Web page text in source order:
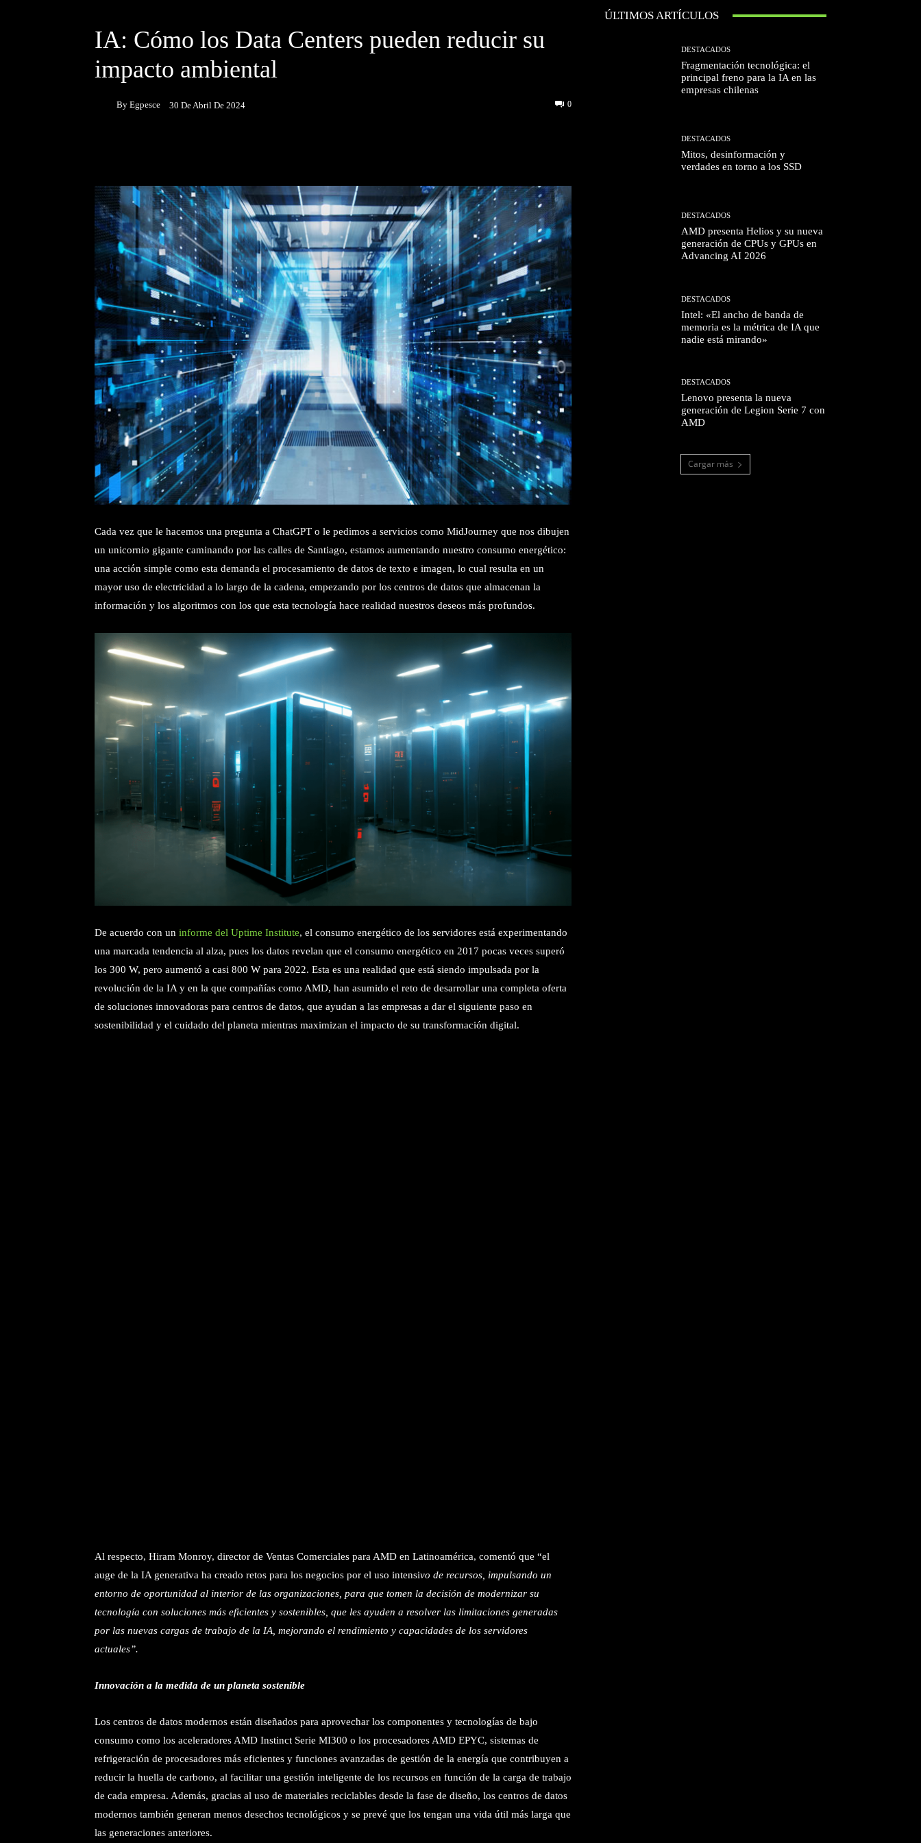
IA: Cómo los Data Centers pueden reducir su
impacto ambiental
By Egpesce 30 De Abril De 2024 0
Cada vez que le hacemos una pregunta a ChatGPT o le pedimos a servicios como MidJourney que nos dibujen
un unicornio gigante caminando por las calles de Santiago, estamos aumentando nuestro consumo energético:
una acción simple como esta demanda el procesamiento de datos de texto e imagen, lo cual resulta en un
mayor uso de electricidad a lo largo de la cadena, empezando por los centros de datos que almacenan la
información y los algoritmos con los que esta tecnología hace realidad nuestros deseos más profundos.
De acuerdo con un informe del Uptime Institute, el consumo energético de los servidores está experimentando
una marcada tendencia al alza, pues los datos revelan que el consumo energético en 2017 pocas veces superó
los 300 W, pero aumentó a casi 800 W para 2022. Esta es una realidad que está siendo impulsada por la
revolución de la IA y en la que compañías como AMD, han asumido el reto de desarrollar una completa oferta
de soluciones innovadoras para centros de datos, que ayudan a las empresas a dar el siguiente paso en
sostenibilidad y el cuidado del planeta mientras maximizan el impacto de su transformación digital.
Al respecto, Hiram Monroy, director de Ventas Comerciales para AMD en Latinoamérica, comentó que “el
auge de la IA generativa ha creado retos para los negocios por el uso intensivo de recursos, impulsando un
entorno de oportunidad al interior de las organizaciones, para que tomen la decisión de modernizar su
tecnología con soluciones más eficientes y sostenibles, que les ayuden a resolver las limitaciones generadas
por las nuevas cargas de trabajo de la IA, mejorando el rendimiento y capacidades de los servidores
actuales”.
Innovación a la medida de un planeta sostenible
Los centros de datos modernos están diseñados para aprovechar los componentes y tecnologías de bajo
consumo como los aceleradores AMD Instinct Serie MI300 o los procesadores AMD EPYC, sistemas de
refrigeración de procesadores más eficientes y funciones avanzadas de gestión de la energía que contribuyen a
reducir la huella de carbono, al facilitar una gestión inteligente de los recursos en función de la carga de trabajo
de cada empresa. Además, gracias al uso de materiales reciclables desde la fase de diseño, los centros de datos
modernos también generan menos desechos tecnológicos y se prevé que los tengan una vida útil más larga que
las generaciones anteriores.
ÚLTIMOS ARTÍCULOS
DESTACADOS
Fragmentación tecnológica: el
principal freno para la IA en las
empresas chilenas
DESTACADOS
Mitos, desinformación y
verdades en torno a los SSD
DESTACADOS
AMD presenta Helios y su nueva
generación de CPUs y GPUs en
Advancing AI 2026
DESTACADOS
Intel: «El ancho de banda de
memoria es la métrica de IA que
nadie está mirando»
DESTACADOS
Lenovo presenta la nueva
generación de Legion Serie 7 con
AMD
Cargar más